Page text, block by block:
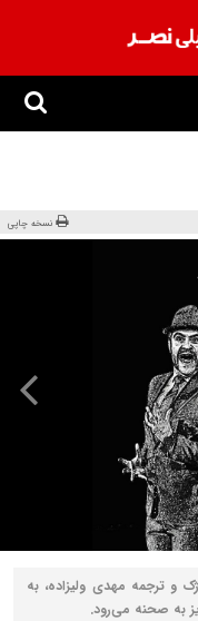
نسخه چاپی
و ترجمه مهدی ولیزاده، به